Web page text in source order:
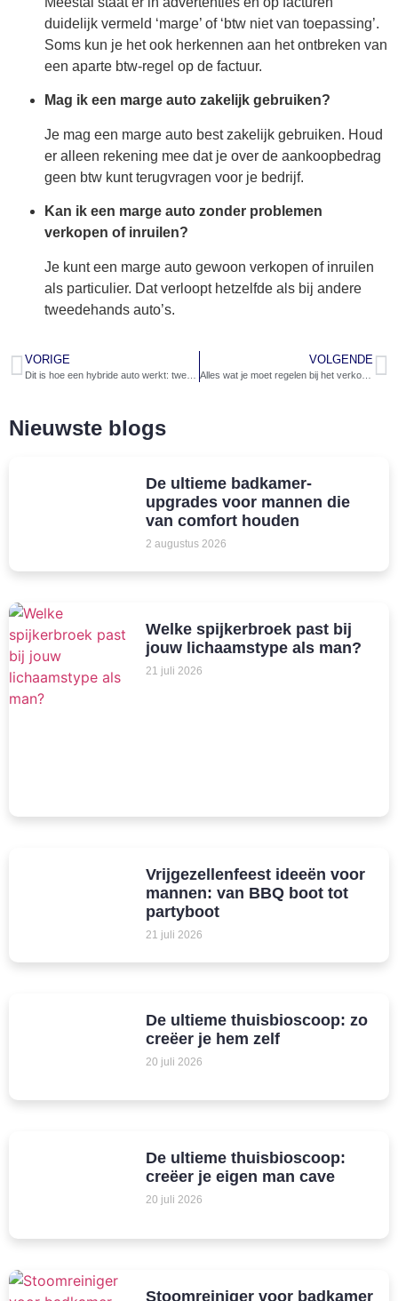
duidelijk vermeld ‘marge’ of ‘btw niet van toepassing’.
Soms kun je het ook herkennen aan het ontbreken van
een aparte btw-regel op de factuur.
Mag ik een marge auto zakelijk gebruiken?
Je mag een marge auto best zakelijk gebruiken. Houd
er alleen rekening mee dat je over de aankoopbedrag
geen btw kunt terugvragen voor je bedrijf.
Kan ik een marge auto zonder problemen
verkopen of inruilen?
Je kunt een marge auto gewoon verkopen of inruilen
als particulier. Dat verloopt hetzelfde als bij andere
tweedehands auto’s.
VORIGE VOLGENDE
Alles wat je moet regelen bij het verkopen van je auto
Nieuwste blogs
De ultieme badkamer-
upgrades voor mannen die
van comfort houden
2 augustus 2026
Welke spijkerbroek past bij
jouw lichaamstype als man?
21 juli 2026
Vrijgezellenfeest ideeën voor
mannen: van BBQ boot tot
partyboot
21 juli 2026
De ultieme thuisbioscoop: zo
creëer je hem zelf
20 juli 2026
De ultieme thuisbioscoop:
creëer je eigen man cave
20 juli 2026
Stoomreiniger voor badkamer